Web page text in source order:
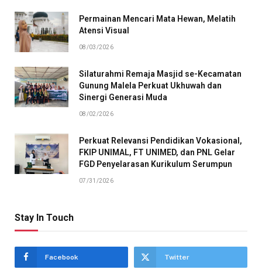
Permainan Mencari Mata Hewan, Melatih
Atensi Visual
08/03/2026
Silaturahmi Remaja Masjid se-Kecamatan
Gunung Malela Perkuat Ukhuwah dan
Sinergi Generasi Muda
08/02/2026
Perkuat Relevansi Pendidikan Vokasional,
FKIP UNIMAL, FT UNIMED, dan PNL Gelar
FGD Penyelarasan Kurikulum Serumpun
07/31/2026
Stay In Touch
Facebook Twitter